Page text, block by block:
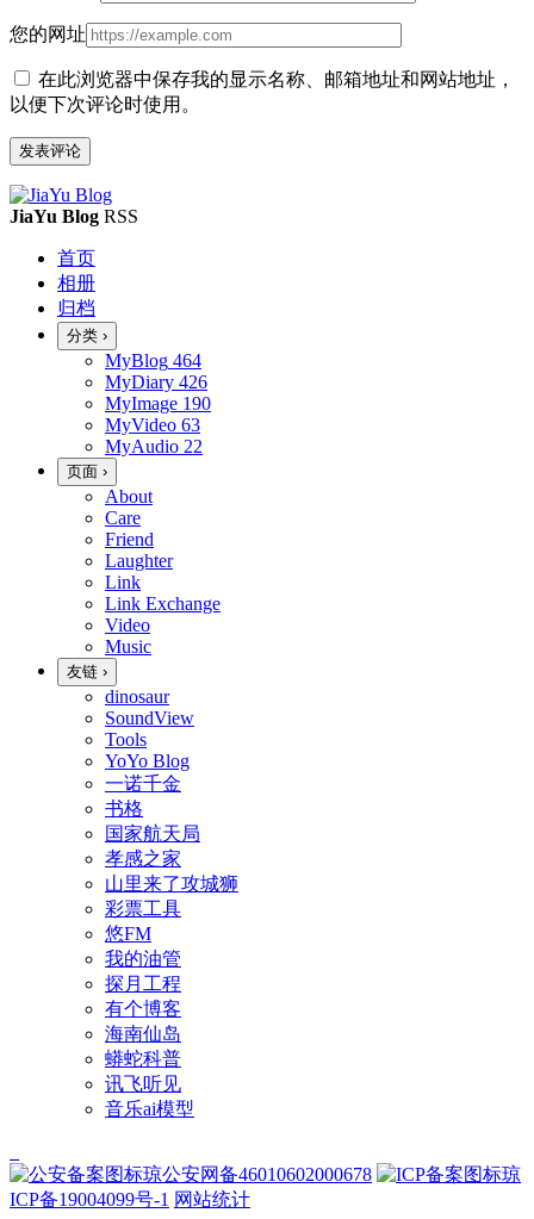
您的网址
在此浏览器中保存我的显示名称、邮箱地址和网站地址，
以便下次评论时使用。
JiaYu Blog RSS
首页
相册
归档
分类 ›
MyBlog 464
MyDiary 426
MyImage 190
MyVideo 63
MyAudio 22
页面 ›
About
Care
Friend
Laughter
Link
Link Exchange
Video
Music
友链 ›
dinosaur
SoundView
Tools
YoYo Blog
一诺千金
书格
国家航天局
孝感之家
山里来了攻城狮
彩票工具
悠FM
我的油管
探月工程
有个博客
海南仙岛
蟒蛇科普
讯飞听见
音乐ai模型
琼公安网备46010602000678
琼
ICP备19004099号-1 网站统计